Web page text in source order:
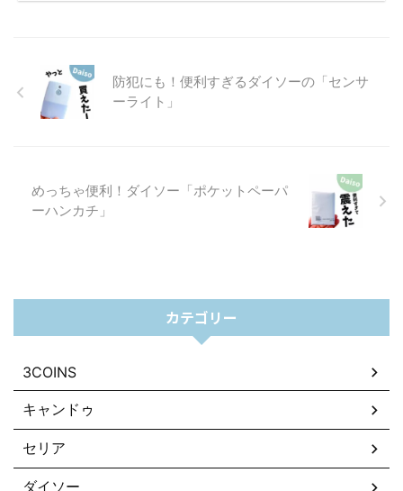
防犯にも！便利すぎるダイソーの「センサ
ーライト」
めっちゃ便利！ダイソー「ポケットペーパ
ーハンカチ」
カテゴリー
3COINS
キャンドゥ
セリア
ダイソー